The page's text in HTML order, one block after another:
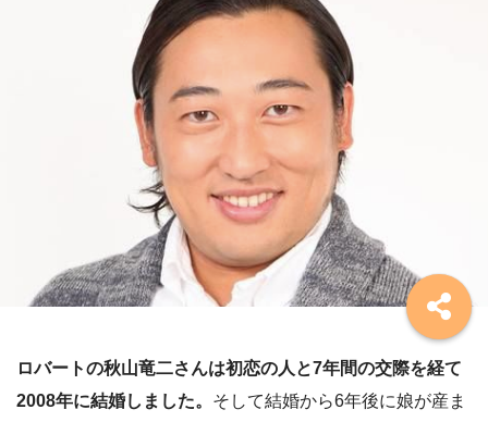
ロバートの秋山竜二さんは初恋の人と7年間の交際を経て
2008年に結婚しました。 そして結婚から6年後に娘が産ま